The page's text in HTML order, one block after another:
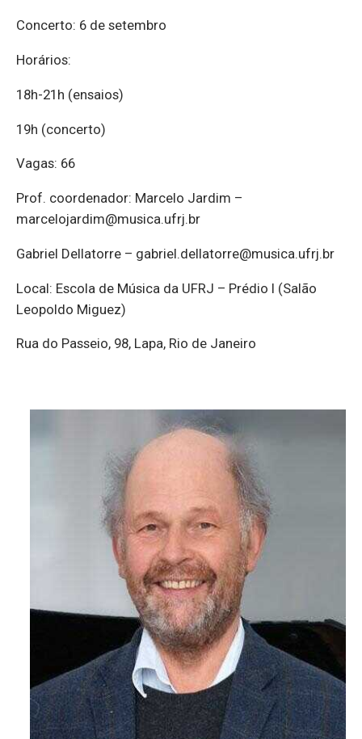
Concerto: 6 de setembro
Horários:
18h-21h (ensaios)
19h (concerto)
Vagas: 66
Prof. coordenador: Marcelo Jardim –
marcelojardim@musica.ufrj.br
Gabriel Dellatorre – gabriel.dellatorre@musica.ufrj.br
Local: Escola de Música da UFRJ – Prédio I (Salão
Leopoldo Miguez)
Rua do Passeio, 98, Lapa, Rio de Janeiro